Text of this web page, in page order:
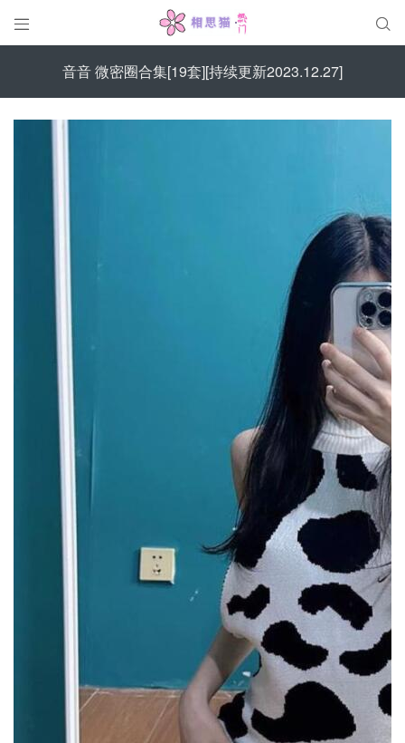
 
音音 微密圈合集[19套][持续更新2023.12.27]